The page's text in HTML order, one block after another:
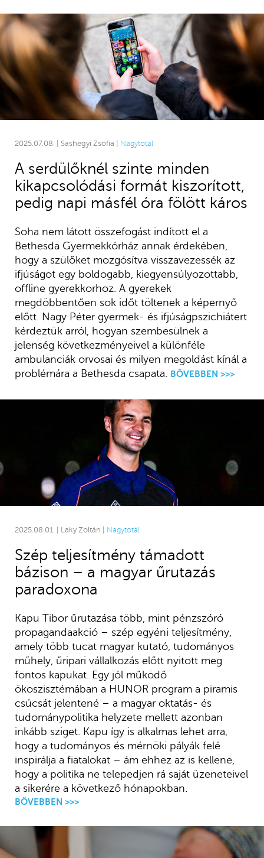
2025.08.01. | Laky Zoltán | Nagytotál
Szép teljesítmény támadott
bázison – a magyar űrutazás
paradoxona
Kapu Tibor űrutazása több, mint pénzszóró
propagandaakció – szép egyéni teljesítmény,
amely több tucat magyar kutató, tudományos
műhely, űripari vállalkozás előtt nyitott meg
fontos kapukat. Egy jól működő
ökoszisztémában a HUNOR program a piramis
csúcsát jelentené – a magyar oktatás- és
tudománypolitika helyzete mellett azonban
inkább sziget. Kapu így is alkalmas lehet arra,
hogy a tudományos és mérnöki pályák felé
inspirálja a fiatalokat – ám ehhez az is kellene,
hogy a politika ne telepedjen rá saját üzeneteivel
a sikerére a következő hónapokban.
BŐVEBBEN >>>
2025.07.08. | Sashegyi Zsófia | Nagytotál
A serdülőknél szinte minden
kikapcsolódási formát kiszorított,
pedig napi másfél óra fölött káros
Soha nem látott összefogást indított el a
Bethesda Gyermekkórház annak érdekében,
hogy a szülőket mozgósítva visszavezessék az
ifjúságot egy boldogabb, kiegyensúlyozottabb,
offline gyerekkorhoz. A gyerekek
megdöbbentően sok időt töltenek a képernyő
előtt. Nagy Péter gyermek- és ifjúságpszichiátert
kérdeztük arról, hogyan szembesülnek a
jelenség következményeivel a különféle
ambulanciák orvosai és milyen megoldást kínál a
problémára a Bethesda csapata. BŐVEBBEN >>>